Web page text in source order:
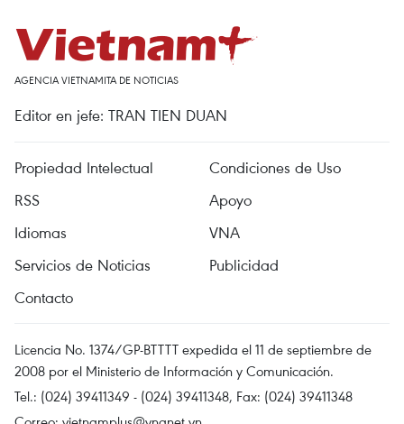
AGENCIA VIETNAMITA DE NOTICIAS
Editor en jefe: TRAN TIEN DUAN
Propiedad Intelectual
Condiciones de Uso
RSS
Apoyo
Idiomas
VNA
Servicios de Noticias
Publicidad
Contacto
Licencia No. 1374/GP-BTTTT expedida el 11 de septiembre de
2008 por el Ministerio de Información y Comunicación.
Tel.: (024) 39411349 - (024) 39411348, Fax: (024) 39411348